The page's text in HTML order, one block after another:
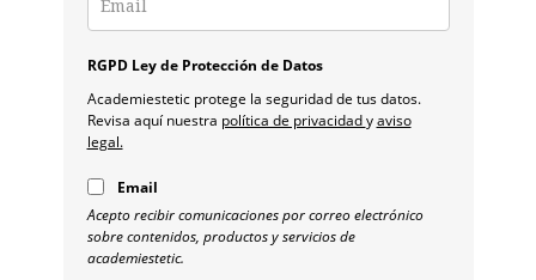
RGPD Ley de Protección de Datos
Academiestetic protege la seguridad de tus datos.
Revisa aquí nuestra política de privacidadyaviso
legal.
Email
Acepto recibir comunicaciones por correo electrónico
sobre contenidos, productos y servicios de
academiestetic.